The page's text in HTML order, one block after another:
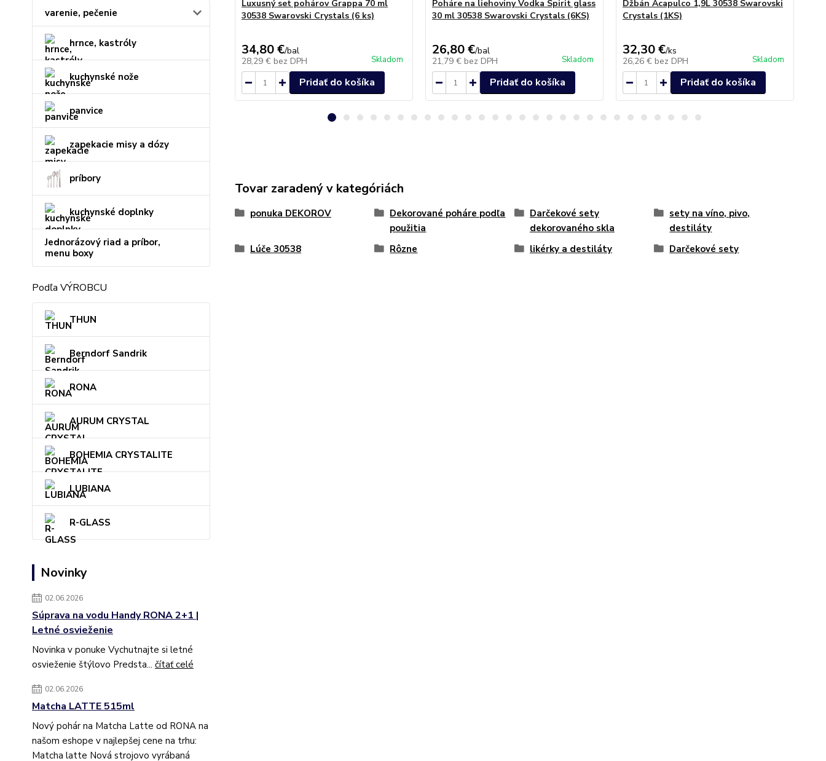
varenie, pečenie
hrnce, kastróly
kuchynské nože
panvice
zapekacie misy a dózy
príbory
kuchynské doplnky
Jednorázový riad a príbor,
menu boxy
Podľa VÝROBCU
THUN
Berndorf Sandrik
RONA
AURUM CRYSTAL
BOHEMIA CRYSTALITE
LUBIANA
R-GLASS
Novinky
02.06.2026
Súprava na vodu Handy RONA 2+1 |
Letné osvieženie
Novinka v ponuke Vychutnajte si letné
osvieženie štýlovo Predsta... čítať celé
02.06.2026
Matcha LATTE 515ml
Nový pohár na Matcha Latte od RONA na
našom eshope v najlepšej cene na trhu:
Matcha latte Nová strojovo vyrábaná
Luxusný set pohárov Grappa 70 ml
30538 Swarovski Crystals (6 ks)
34,80 €/bal
28,29 € bez DPH Skladom
Pridať do košíka
Poháre na liehoviny Vodka Spirit glass
30 ml 30538 Swarovski Crystals (6KS)
26,80 €/bal
21,79 € bez DPH Skladom
Pridať do košíka
Džbán Acapulco 1,9L 30538 Swarovski
Crystals (1KS)
32,30 €/ks
26,26 € bez DPH Skladom
Pridať do košíka
Tovar zaradený v kategóriách
ponuka DEKOROV
Dekorované poháre podľa
použitia
Darčekové sety
dekorovaného skla
sety na víno, pivo,
destiláty
Lúče 30538
Rôzne likérky a destiláty Darčekové sety